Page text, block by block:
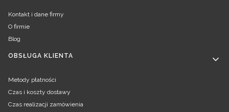
Kontakt i dane firmy
O firmie
Blog
OBSŁUGA KLIENTA
Metody płatności
Czas i koszty dostawy
Czas realizacji zamówienia